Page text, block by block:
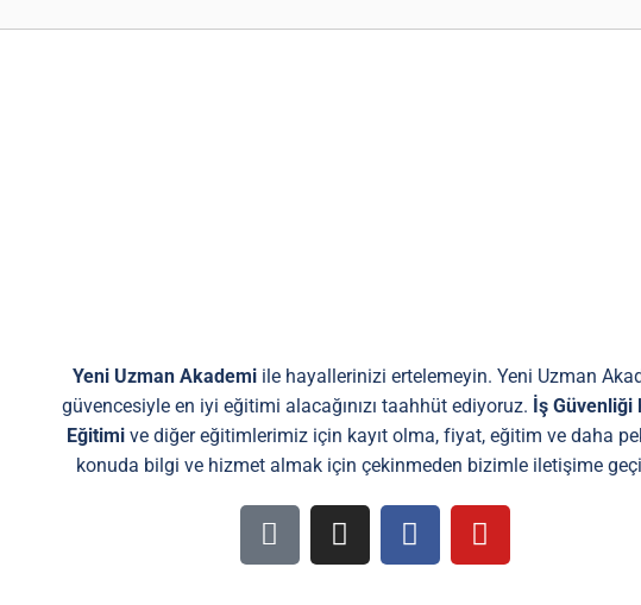
Yeni Uzman Akademi ile hayallerinizi ertelemeyin. Yeni Uzman
güvencesiyle en iyi eğitimi alacağınızı taahhüt ediyoruz. İş Güvenliği
Eğitimive diğer eğitimlerimiz için kayıt olma, fiyat, eğitim ve daha
konuda bilgi ve hizmet almak için çekinmeden bizimle iletişime